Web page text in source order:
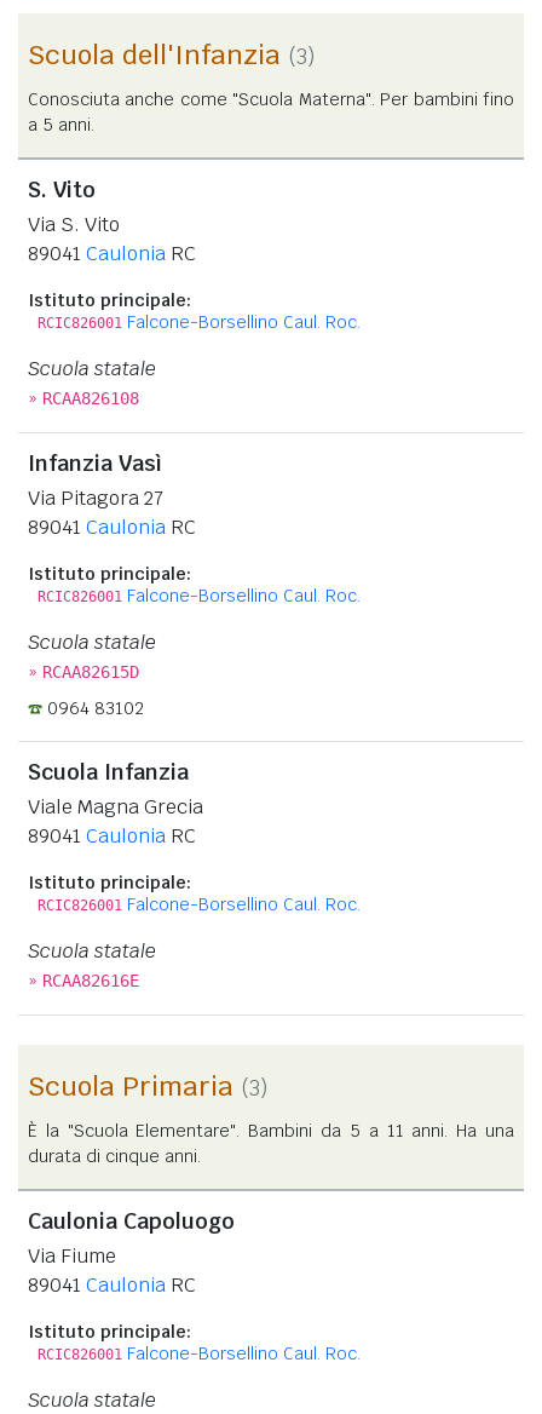
Scuola dell'Infanzia (3)
Conosciuta anche come "Scuola Materna". Per bambini fino
a 5 anni.
S. Vito
Via S. Vito
89041 Caulonia RC
Istituto principale:
RCIC826001 Falcone-Borsellino Caul. Roc.
Scuola statale
» RCAA826108
Infanzia Vasì
Via Pitagora 27
89041 Caulonia RC
Istituto principale:
RCIC826001 Falcone-Borsellino Caul. Roc.
Scuola statale
» RCAA82615D
0964 83102
Scuola Infanzia
Viale Magna Grecia
89041 Caulonia RC
Istituto principale:
RCIC826001 Falcone-Borsellino Caul. Roc.
Scuola statale
» RCAA82616E
Scuola Primaria (3)
È la "Scuola Elementare". Bambini da 5 a 11 anni. Ha una
durata di cinque anni.
Caulonia Capoluogo
Via Fiume
89041 Caulonia RC
Istituto principale:
RCIC826001 Falcone-Borsellino Caul. Roc.
Scuola statale